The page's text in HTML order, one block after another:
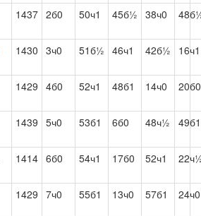
1437 2б0 50ч1 45б½ 38ч0
1430 3ч0 51б½ 46ч1 42б½ 16ч1
1429 4б0 52ч1 48б1 14ч0 20б0
1439 5ч0 53б1 6б0 48ч½ 49б1
1414 6б0 54ч1 17б0 52ч1
1429 7ч0 55б1 13ч0 57б1 24ч0